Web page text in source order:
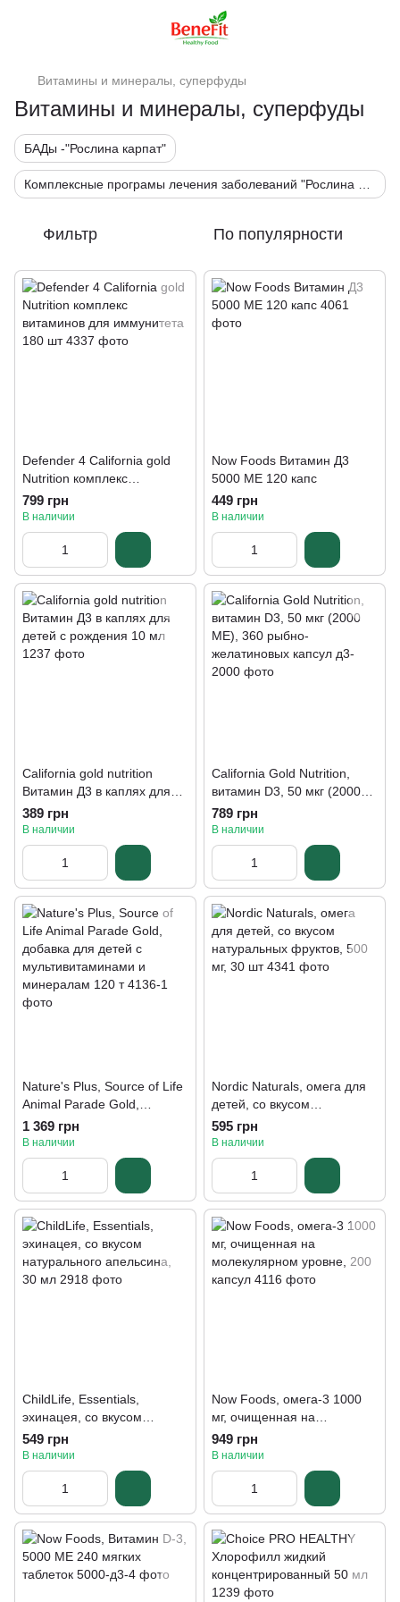
Витамины и минералы, суперфуды
Витамины и минералы, суперфуды
БАДы -"Рослина карпат"
Фильтр По популярности
Defender 4 California gold
Nutrition комплекс
витаминов для иммунитета
180 шт
799 грн
В наличии
Now Foods Витамин Д3
5000 МЕ 120 капс
449 грн
В наличии
California gold nutrition
Витамин Д3 в каплях для
детей с рождения 10 мл
389 грн
В наличии
California Gold Nutrition,
витамин D3, 50 мкг (2000
МЕ), 360 рыбно-
желатиновых капсул
789 грн
В наличии
Nature's Plus, Source of Life
Animal Parade Gold,
добавка для детей с
мультивитаминами и
минералам 120 т
1 369 грн
В наличии
Nordic Naturals, омега для
детей, со вкусом
натуральных фруктов, 500
мг, 30 шт
595 грн
В наличии
ChildLife, Essentials,
эхинацея, со вкусом
натурального апельсина,
30 мл
549 грн
В наличии
Now Foods, омега-3 1000
мг, очищенная на
молекулярном уровне, 200
капсул
949 грн
В наличии